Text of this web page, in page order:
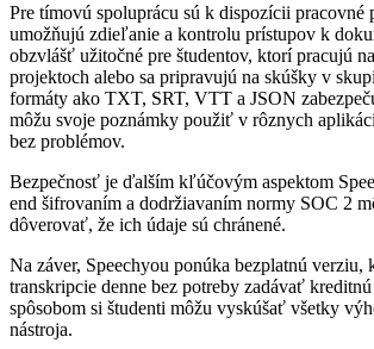
Pre tímovú spoluprácu sú k dispozícii pracovné
umožňujú zdieľanie a kontrolu prístupov k
obzvlášť užitočné pre študentov, ktorí pracujú
projektoch alebo sa pripravujú na skúšky v
formáty ako TXT, SRT, VTT a JSON
môžu svoje poznámky použiť v rôznych
bez problémov.
Bezpečnosť je ďalším kľúčovým aspektom
end šifrovaním a dodržiavaním normy SOC 2
dôverovať, že ich údaje sú chránené.
Na záver, Speechyou ponúka bezplatnú verziu,
transkripcie denne bez potreby zadávať
spôsobom si študenti môžu vyskúšať všetky
nástroja.